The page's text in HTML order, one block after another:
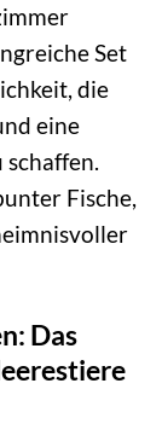
Set
die
eine
Fische,
Das